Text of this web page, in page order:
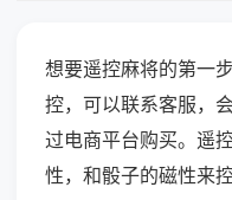
想要遥控麻将的第一
控，可以联系客服，
过电商平台购买。遥
性，和骰子的磁性来